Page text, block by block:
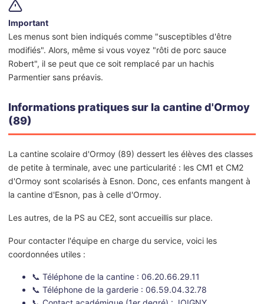
Important
Les menus sont bien indiqués comme "susceptibles d'être
modifiés". Alors, même si vous voyez "rôti de porc sauce
Robert", il se peut que ce soit remplacé par un hachis
Parmentier sans préavis.
Informations pratiques sur la cantine d'Ormoy
(89)
La cantine scolaire d'Ormoy (89) dessert les élèves des classes
de petite à terminale, avec une particularité : les CM1 et CM2
d'Ormoy sont scolarisés à Esnon. Donc, ces enfants mangent à
la cantine d'Esnon, pas à celle d'Ormoy.
Les autres, de la PS au CE2, sont accueillis sur place.
Pour contacter l'équipe en charge du service, voici les
coordonnées utiles :
📞 Téléphone de la cantine : 06.20.66.29.11
📞 Téléphone de la garderie : 06.59.04.32.78